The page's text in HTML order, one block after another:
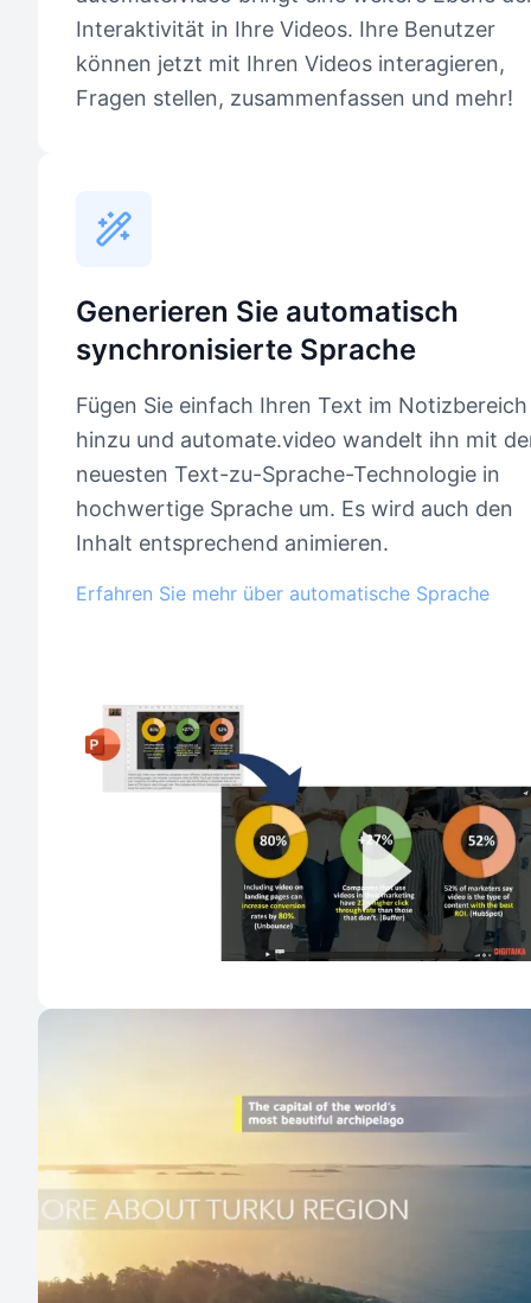
Interaktivität in Ihre Videos. Ihre Benutzer
können jetzt mit Ihren Videos interagieren,
Fragen stellen, zusammenfassen und mehr!
Generieren Sie automatisch
synchronisierte Sprache
Fügen Sie einfach Ihren Text im Notizbereich
hinzu und automate.video wandelt ihn mit
neuesten Text-zu-Sprache-Technologie in
hochwertige Sprache um. Es wird auch den
Inhalt entsprechend animieren.
Erfahren Sie mehr über automatische Sprache